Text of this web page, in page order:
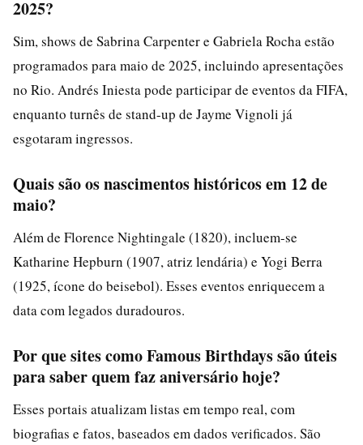
2025?
Sim, shows de Sabrina Carpenter e Gabriela Rocha estão
programados para maio de 2025, incluindo apresentações
no Rio. Andrés Iniesta pode participar de eventos da FIFA,
enquanto turnês de stand-up de Jayme Vignoli já
esgotaram ingressos.
Quais são os nascimentos históricos em 12 de
maio?
Além de Florence Nightingale (1820), incluem-se
Katharine Hepburn (1907, atriz lendária) e Yogi Berra
(1925, ícone do beisebol). Esses eventos enriquecem a
data com legados duradouros.
Por que sites como Famous Birthdays são úteis
para saber quem faz aniversário hoje?
Esses portais atualizam listas em tempo real, com
biografias e fatos, baseados em dados verificados. São